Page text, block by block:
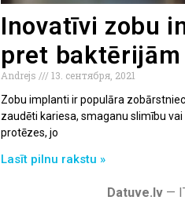
Inovatīvi zobu
pret baktērijām
Andrejs
13. сентября, 2021
Zobu implanti ir populāra
zaudēti kariesa, smaganu slimību
protēzes, jo
Lasīt pilnu rakstu »
Datuve.lv —